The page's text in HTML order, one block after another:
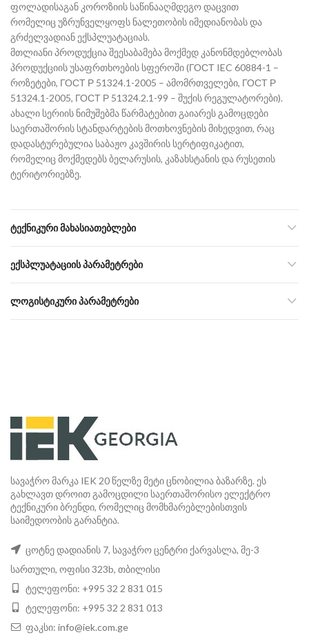
ფოლადისაგან კოროზიის საწინააღმდეგო დაცვით
რომელიც უზრუნველყოფს ნალეთობის იმედიანობას და
გრძელვადიან ექსპლუატაციას.
მთლიანი პროდუქცია შეესაბამება მოქმედ კანონმდებლობას
პროდუქციის უსაფრთხოების სფეროში (ГОСТ IEC 60884-1 –
როზეტები, ГОСТ Р 51324.1-2005 – ამომრთველები, ГОСТ Р
51324.1-2005, ГОСТ Р 51324.2.1-99 – შუქის რეგულატორები).
ახალი სერიის ნიმუშებმა წარმატებით გაიარეს გამოცდები
საერთაშორის სტანდარტების მოთხოვნების მიხედვით, რაც
დადასტურებულია საბაჟო კავშირის სერტიფიკატით,
რომელიც მოქმედებს ბელარუსის, კაზახსტანის და რუსეთის
ტერიტორიებზე.
ᲢᲔᲥᲜᲘᲙᲣᲠᲘ ᲛᲐᲮᲐᲡᲘᲐᲗᲔᲑᲚᲔᲑᲘ
ᲔᲥᲡᲞᲚᲣᲐᲢᲐᲪᲘᲘᲡ ᲞᲐᲠᲐᲛᲔᲢᲠᲔᲑᲘ
ᲚᲝᲒᲘᲡᲢᲘᲙᲣᲠᲘ ᲞᲐᲠᲐᲛᲔᲢᲠᲔᲑᲘ
სავაჭრო მარკა IEK 20 წელზე მეტი ცნობილია ბაზარზე. ეს
გახლავთ დროით გამოცდილი საერთაშორისო ელექტრო
ტექნიკური ბრენდი, რომელიც მომხმარებლებისთვის
საიმედოობის გარანტია.
ცოტნე დადიანის 7, სავაჭრო ცენტრი ქარვასლა, მე-3
სართული, ოფისი 323b, თბილისი
ტელეფონი: +995 32 2 831 015
ტელეფონი: +995 32 2 831 013
ფაკსი: info@iek.com.ge